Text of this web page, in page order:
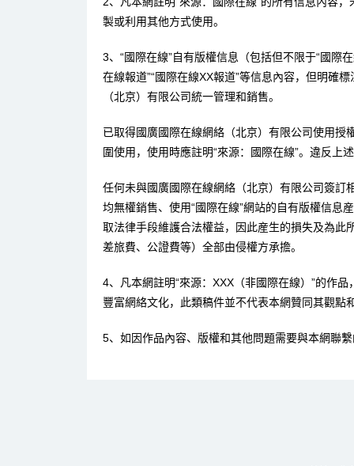
製或利用其他方式使用。
3、“國際在線”自有版權信息（包括但不限于“國際
在線報道”“國際在線XX報道”等信息內容，但明確
（北京）有限公司統一管理和銷售。
已取得國廣國際在線網絡（北京）有限公司使用
圍使用，使用時應註明“來源：國際在線”。違反上
任何未與國廣國際在線網絡（北京）有限公司簽訂
均無權銷售、使用“國際在線”網站的自有版權信息
取法律手段維護合法權益，因此産生的損失及為此
差旅費、公證費等）全部由侵權方承擔。
4、凡本網註明“來源：XXX（非國際在線）”的作
豐富網絡文化，此類稿件並不代表本網贊同其觀點
5、如因作品內容、版權和其他問題需要與本網聯